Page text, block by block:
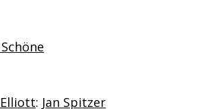
: Jan Spitzer